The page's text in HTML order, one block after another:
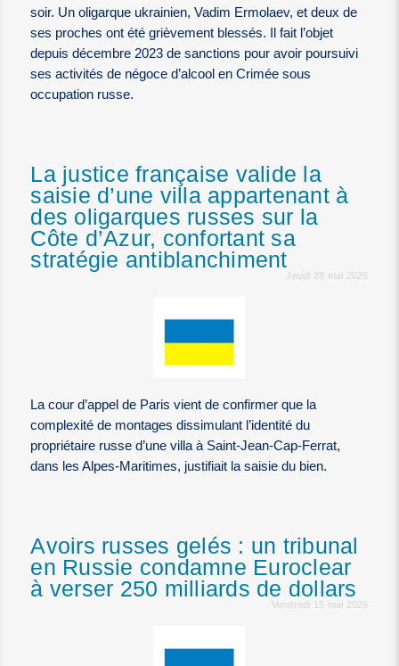
soir. Un oligarque ukrainien, Vadim Ermolaev, et deux de
ses proches ont été grièvement blessés. Il fait l’objet
depuis décembre 2023 de sanctions pour avoir poursuivi
ses activités de négoce d’alcool en Crimée sous
occupation russe.
La justice française valide la
saisie d’une villa appartenant à
des oligarques russes sur la
Côte d’Azur, confortant sa
stratégie antiblanchiment
Jeudi 28 mai 2026
La cour d’appel de Paris vient de confirmer que la
complexité de montages dissimulant l’identité du
propriétaire russe d’une villa à Saint-Jean-Cap-Ferrat,
dans les Alpes-Maritimes, justifiait la saisie du bien.
Avoirs russes gelés : un tribunal
en Russie condamne Euroclear
à verser 250 milliards de dollars
Vendredi 15 mai 2026